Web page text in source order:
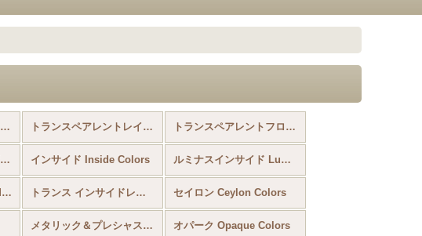
トランスペアレントラスター Transparent Lustered トランスペアレントレインボー Transparent Rainbow トランスペアレントフロスト Frosted Colors
シルバーラインレインボー Silver Lined Rainbow インサイド Inside Colors ルミナスインサイド Luminous Inside Colors
メタリックインサイド Metallic Inside Colors トランス インサイドレインボー Trans Inside Colors Rainbow セイロン Ceylon Colors
メタリック＆プレシャス＆コッパーメタリック Metallic Colors ＆ Plate Beads ＆ Copper Metalic オパーク Opaque Colors